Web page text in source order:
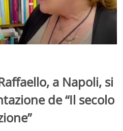
a Napoli, si
de “Il secolo